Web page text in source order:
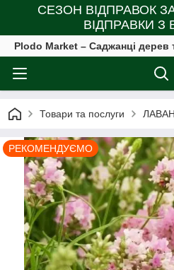
СЕЗОН ВІДПРАВОК
ВІДПРАВКИ З
Plodo Market – Саджанці дерев
Товари та послуги
РЕКОМЕНДУЄМО